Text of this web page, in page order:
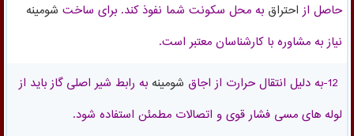
حاصل از احتراق به محل سکونتشما نفوذ کند. برای ساخت شومینه
نیاز به مشاوره با کارشناسان معتبر است.
شومینه به رابط شیر اصلی گاز باید از
لوله های مسی فشار قویو اتصالات مطمئن استفاده شود.